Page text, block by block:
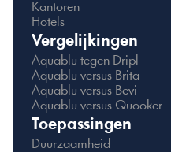
Kantoren
Hotels
Vergelijkingen
Aquablu tegen Dripl
Aquablu versus Brita
Aquablu versus Bevi
Aquablu versus Quooker
Toepassingen
Duurzaamheid